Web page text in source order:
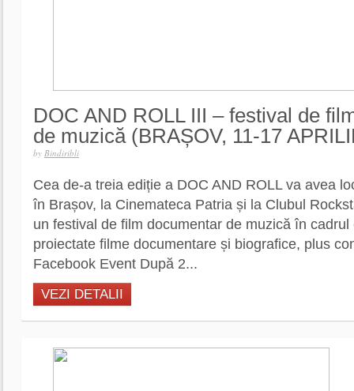
DOC AND ROLL III – festival de
de muzică (BRAȘOV, 11-17
by Bindiribli
Cea de-a treia ediție a DOC AND ROLL va avea
în Brașov, la Cinemateca Patria și la Clubul
un festival de film documentar de muzică în cadrul
proiectate filme documentare și biografice, plus
Facebook Event După 2...
VEZI DETALII